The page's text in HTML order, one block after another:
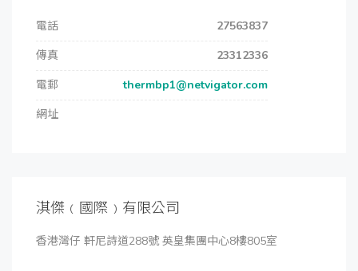
電話
27563837
傳真
23312336
電郵
thermbp1@netvigator.com
網址
淇傑﹙國際﹚有限公司
香港灣仔 軒尼詩道288號 英皇集團中心8樓805室